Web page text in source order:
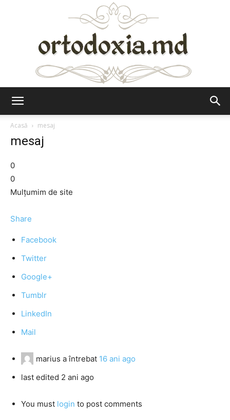
Acasă
mesaj
mesaj
0
0
Mulțumim de site
Share
Facebook
Twitter
Google+
Tumblr
LinkedIn
Mail
marius a întrebat 16 ani ago
last edited 2 ani ago
You must login to post comments